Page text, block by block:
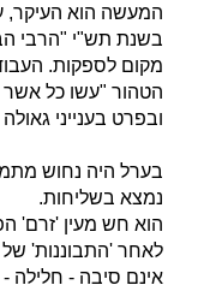
המעשה הוא העיקר,
בשנת תש"י "הרבי
מקום לספקות.
הטהור "עשו כל אשר
ובפרט בענייני
בערל היה נחוש
נמצא בשליחות.
הוא חש מעין 'זרם'
אינם סיבה - חלילה